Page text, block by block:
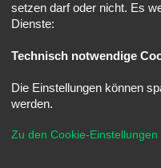
Powered byphpBB ®
Datenschutz
setzen darf oder nicht. Es
Dienste:
Technisch notwendige
Die Einstellungen können
werden.
Zu den Cookie-Einstellungen